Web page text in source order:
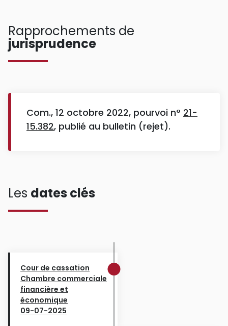
Rapprochements de
jurisprudence
Com., 12 octobre 2022, pourvoi n° 21-
15.382, publié au bulletin (rejet).
Les dates clés
Cour de cassation
Chambre commerciale
financière et
économique
09-07-2025